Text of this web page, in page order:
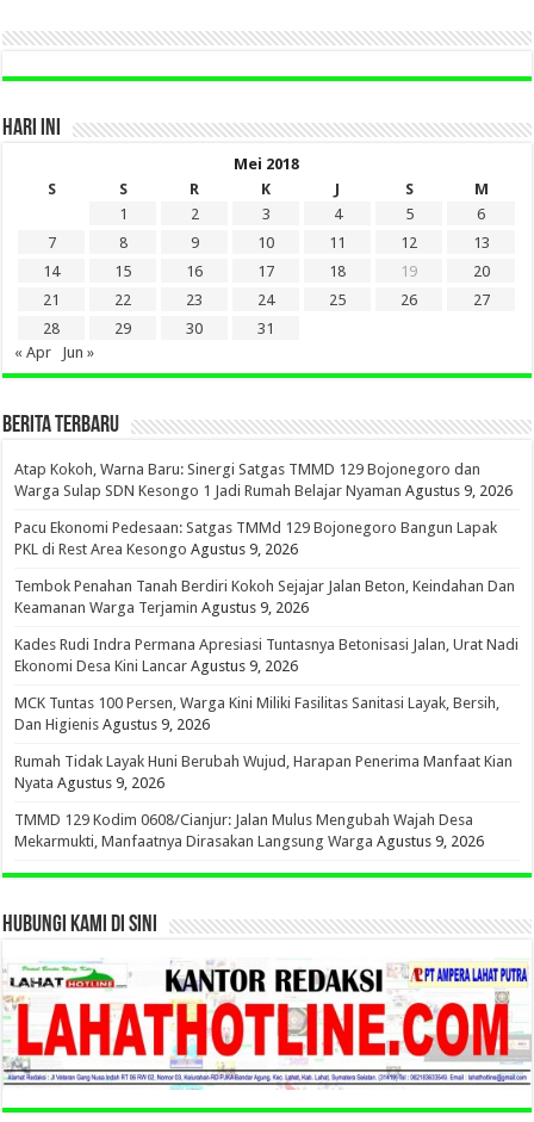
HARI INI
Mei 2018
S
S R K J S
M
1
2 3 4 5
6
7
8 9 10 11 12
13
14
15 16 17 18 19
20
21
22 23 24 25 26
27
28
29 30
31
« Apr
Jun »
BERITA TERBARU
Atap Kokoh, Warna Baru: Sinergi Satgas TMMD 129 Bojonegoro dan
Warga Sulap SDN Kesongo 1 Jadi Rumah Belajar Nyaman Agustus 9, 2026
Pacu Ekonomi Pedesaan: Satgas TMMd 129 Bojonegoro Bangun Lapak
PKL di Rest Area Kesongo Agustus 9, 2026
Tembok Penahan Tanah Berdiri Kokoh Sejajar Jalan Beton, Keindahan Dan
Keamanan Warga Terjamin Agustus 9, 2026
Kades Rudi Indra Permana Apresiasi Tuntasnya Betonisasi Jalan, Urat Nadi
Ekonomi Desa Kini Lancar Agustus 9, 2026
MCK Tuntas 100 Persen, Warga Kini Miliki Fasilitas Sanitasi Layak, Bersih,
Dan Higienis Agustus 9, 2026
Rumah Tidak Layak Huni Berubah Wujud, Harapan Penerima Manfaat Kian
Nyata Agustus 9, 2026
TMMD 129 Kodim 0608/Cianjur: Jalan Mulus Mengubah Wajah Desa
Mekarmukti, Manfaatnya Dirasakan Langsung Warga Agustus 9, 2026
HUBUNGI KAMI DI SINI